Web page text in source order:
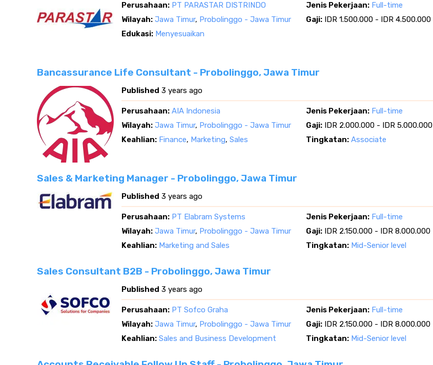
Perusahaan: PT PARASTAR DISTRINDO Jenis Pekerjaan: Full-time
Wilayah: Jawa Timur, Probolinggo - Jawa Timur Gaji: IDR 1.500.000 - IDR 4.500.000
Edukasi: Menyesuaikan
Bancassurance Life Consultant - Probolinggo, Jawa Timur
Published 3 years ago
Perusahaan: AIA Indonesia Jenis Pekerjaan: Full-time
Wilayah: Jawa Timur, Probolinggo - Jawa Timur Gaji: IDR 2.000.000 - IDR 5.000.000
Keahlian: Finance, Marketing, Sales Tingkatan: Associate
Sales & Marketing Manager - Probolinggo, Jawa Timur
Published 3 years ago
Perusahaan: PT Elabram Systems Jenis Pekerjaan: Full-time
Wilayah: Jawa Timur, Probolinggo - Jawa Timur Gaji: IDR 2.150.000 - IDR 8.000.000
Keahlian: Marketing and Sales Tingkatan: Mid-Senior level
Sales Consultant B2B - Probolinggo, Jawa Timur
Published 3 years ago
Perusahaan: PT Sofco Graha Jenis Pekerjaan: Full-time
Wilayah: Jawa Timur, Probolinggo - Jawa Timur Gaji: IDR 2.150.000 - IDR 8.000.000
Keahlian: Sales and Business Development Tingkatan: Mid-Senior level